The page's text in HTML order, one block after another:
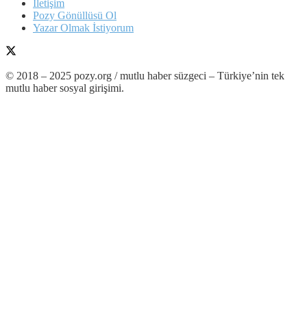
İletişim
Pozy Gönüllüsü Ol
Yazar Olmak İstiyorum
© 2018 – 2025 pozy.org / mutlu haber süzgeci – Türkiye’nin tek
mutlu haber sosyal girişimi.